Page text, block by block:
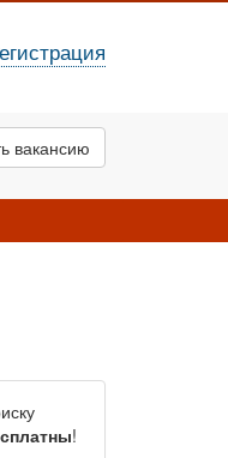
вакансию
!